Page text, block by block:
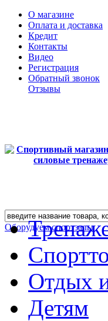
О магазине
Оплата и доставка
Кредит
Контакты
Видео
Регистрация
Обратный звонок
Отзывы
Оборудуем спортзалы
Отдых
Детям